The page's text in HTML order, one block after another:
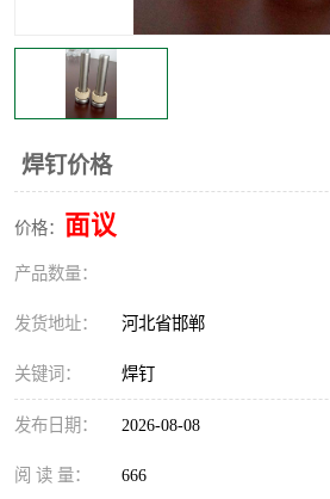
焊钉价格
价格： 面议
产品数量：
发货地址： 河北省邯郸
关键词： 焊钉
发布日期： 2026-08-08
阅 读 量： 666